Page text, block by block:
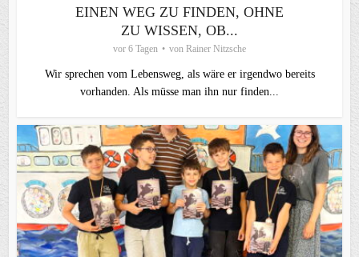
EINEN WEG ZU FINDEN, OHNE
ZU WISSEN, OB...
vor 6 Tagen von Rainer Nitzsche
Wir sprechen vom Lebensweg, als wäre er irgendwo bereits
vorhanden. Als müsse man ihn nur finden...